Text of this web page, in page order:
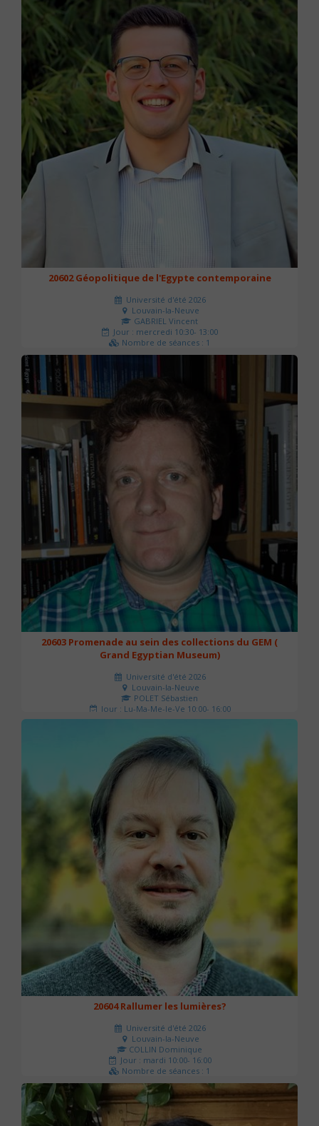
20602 Géopolitique de l'Egypte contemporaine
Université d'été 2026
Louvain-la-Neuve
GABRIEL Vincent
Jour : mercredi 10:30- 13:00
Nombre de séances : 1
21 €
20603 Promenade au sein des collections du GEM (
Grand Egyptian Museum)
Université d'été 2026
Louvain-la-Neuve
POLET Sébastien
Jour : Lu-Ma-Me-Je-Ve 10:00- 16:00
Nombre de séances : 2
20604 Rallumer les lumières?
Université d'été 2026
Louvain-la-Neuve
COLLIN Dominique
Jour : mardi 10:00- 16:00
Nombre de séances : 1
60 €